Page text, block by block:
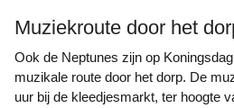
Muziekroute door het
Ook de Neptunes zijn op Koningsdag aanwezig met een
muzikale route door het dorp. De
uur bij de kleedjesmarkt, ter hoogte